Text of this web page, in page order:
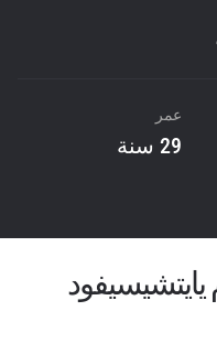
عمر
29 سنة